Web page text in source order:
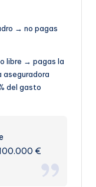
→ no pagas
libre → pagas la
del gasto
€